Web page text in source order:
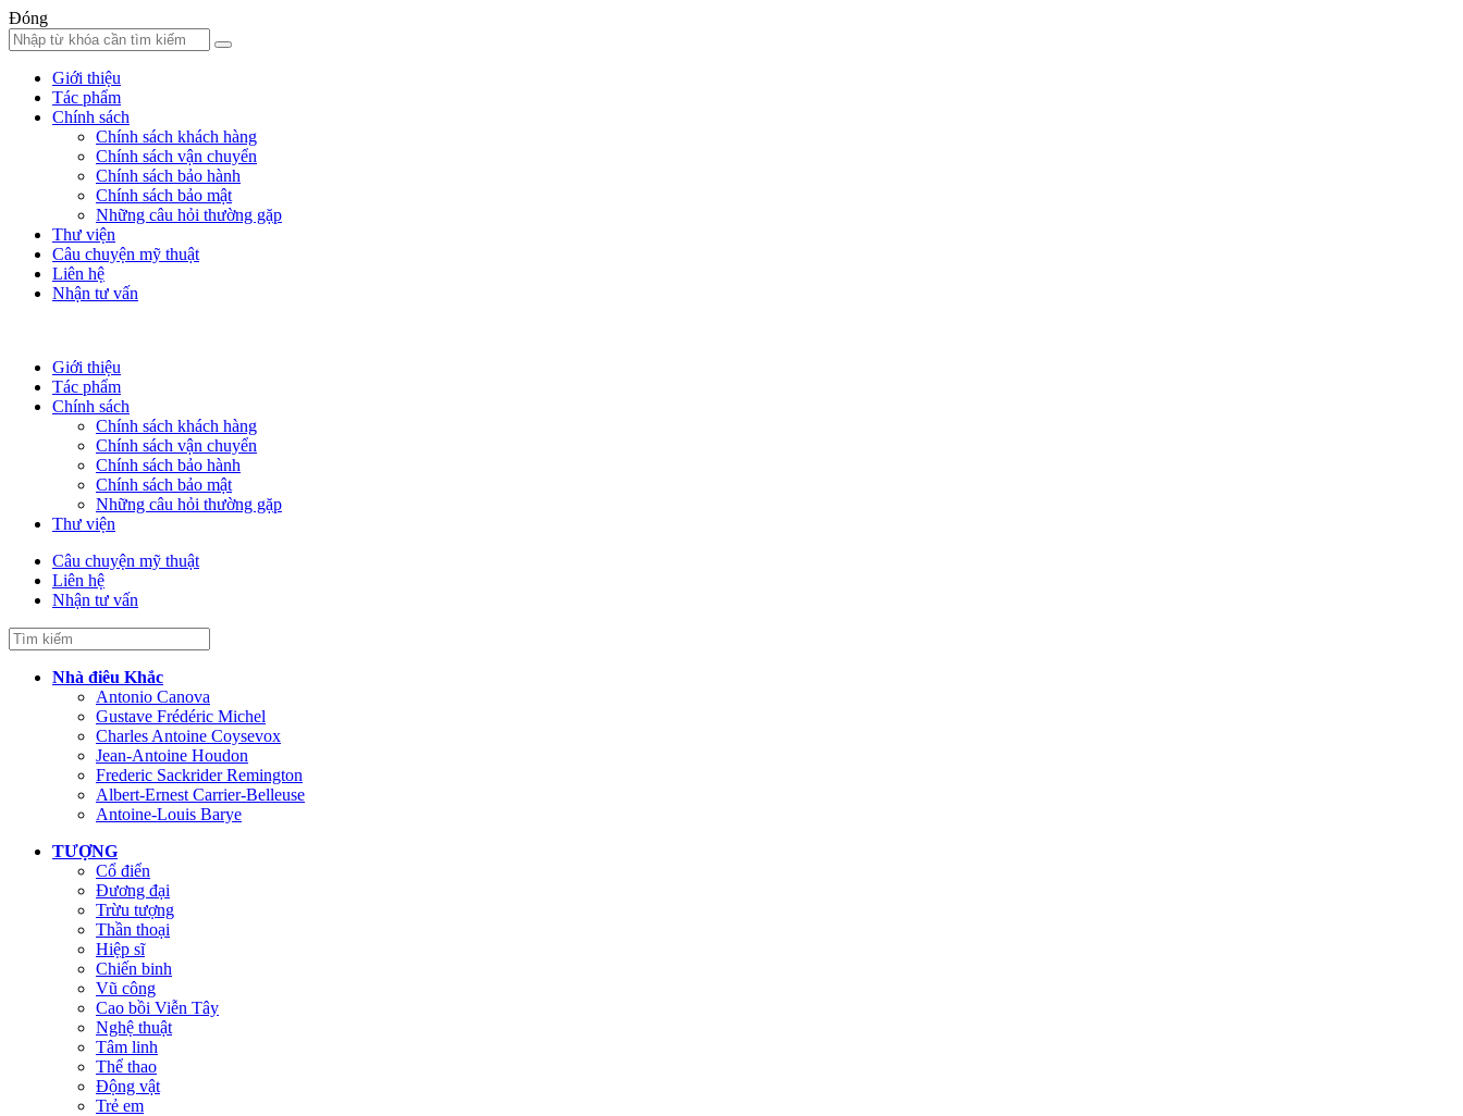
Đóng
Giới thiệu
Tác phẩm
Chính sách
Chính sách khách hàng
Chính sách vận chuyển
Chính sách bảo hành
Chính sách bảo mật
Những câu hỏi thường gặp
Thư viện
Câu chuyện mỹ thuật
Liên hệ
Nhận tư vấn
Giới thiệu
Tác phẩm
Chính sách
Chính sách khách hàng
Chính sách vận chuyển
Chính sách bảo hành
Chính sách bảo mật
Những câu hỏi thường gặp
Thư viện
Câu chuyện mỹ thuật
Liên hệ
Nhận tư vấn
Nhà điêu Khắc
Antonio Canova
Gustave Frédéric Michel
Charles Antoine Coysevox
Jean-Antoine Houdon
Frederic Sackrider Remington
Albert-Ernest Carrier-Belleuse
Antoine-Louis Barye
TƯỢNG
Cổ điển
Đương đại
Trừu tượng
Thần thoại
Hiệp sĩ
Chiến binh
Vũ công
Cao bồi Viễn Tây
Nghệ thuật
Tâm linh
Thể thao
Động vật
Trẻ em